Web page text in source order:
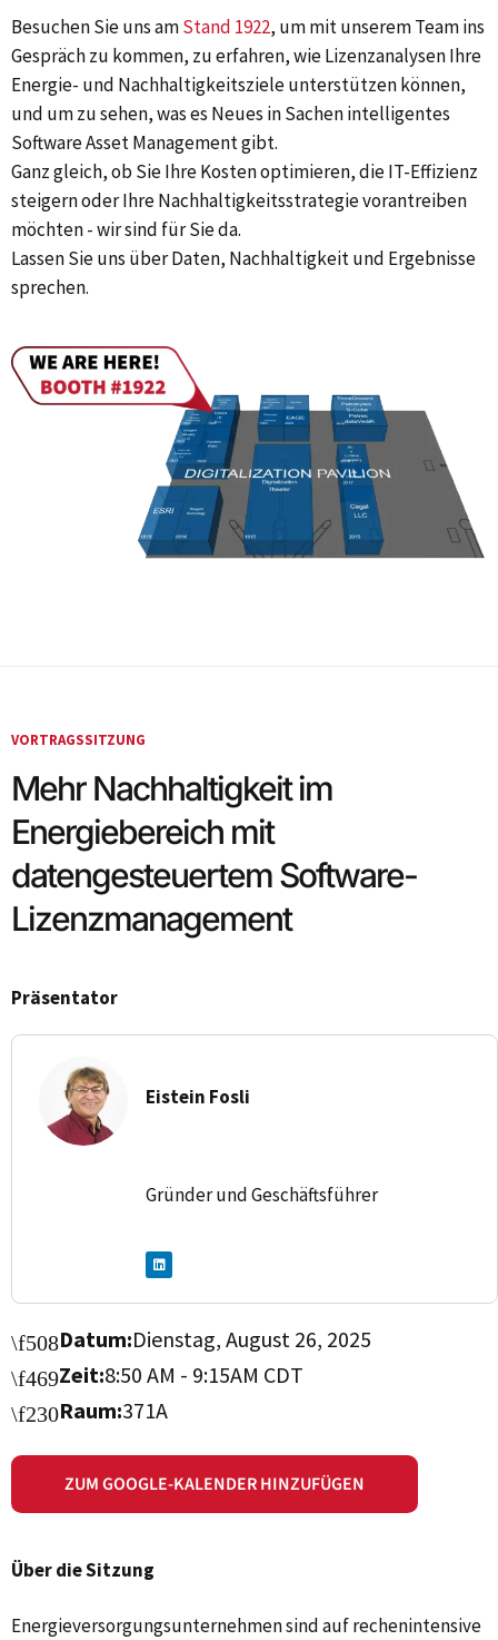
Besuchen Sie uns amStand 1922, um mit unserem Team ins
Gespräch zu kommen, zu erfahren, wie Lizenzanalysen Ihre
Energie- und Nachhaltigkeitsziele unterstützen können,
und um zu sehen, was es Neues in Sachen intelligentes
Software Asset Management gibt.
Ganz gleich, ob Sie Ihre Kosten optimieren, die IT-Effizienz
steigern oder Ihre Nachhaltigkeitsstrategie vorantreiben
möchten - wir sind für Sie da.
Lassen Sie uns über Daten, Nachhaltigkeit und Ergebnisse
sprechen.
VORTRAGSSITZUNG
Mehr Nachhaltigkeit im
Energiebereich mit
datengesteuertem Software-
Lizenzmanagement
Präsentator
Eistein Fosli
Gründer und Geschäftsführer
L
i
n
e
n
Datum:Dienstag, August 26, 2025
Zeit:8:50 AM - 9:15AM CDT
Raum:371A
ZUM GOOGLE-KALENDER HINZUFÜGEN
Über die Sitzung
Energieversorgungsunternehmen sind auf rechenintensive